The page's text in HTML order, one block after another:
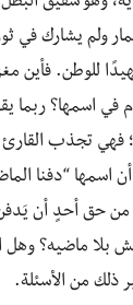
ولم يشارك في
للوطن. فأين
في اسمها؟ ربما
فهي تجذب القارئ
اسمها “دفنا
من حق أحدٍ أن
ماضيه؟ وهل
ذلك من الأسئلة.